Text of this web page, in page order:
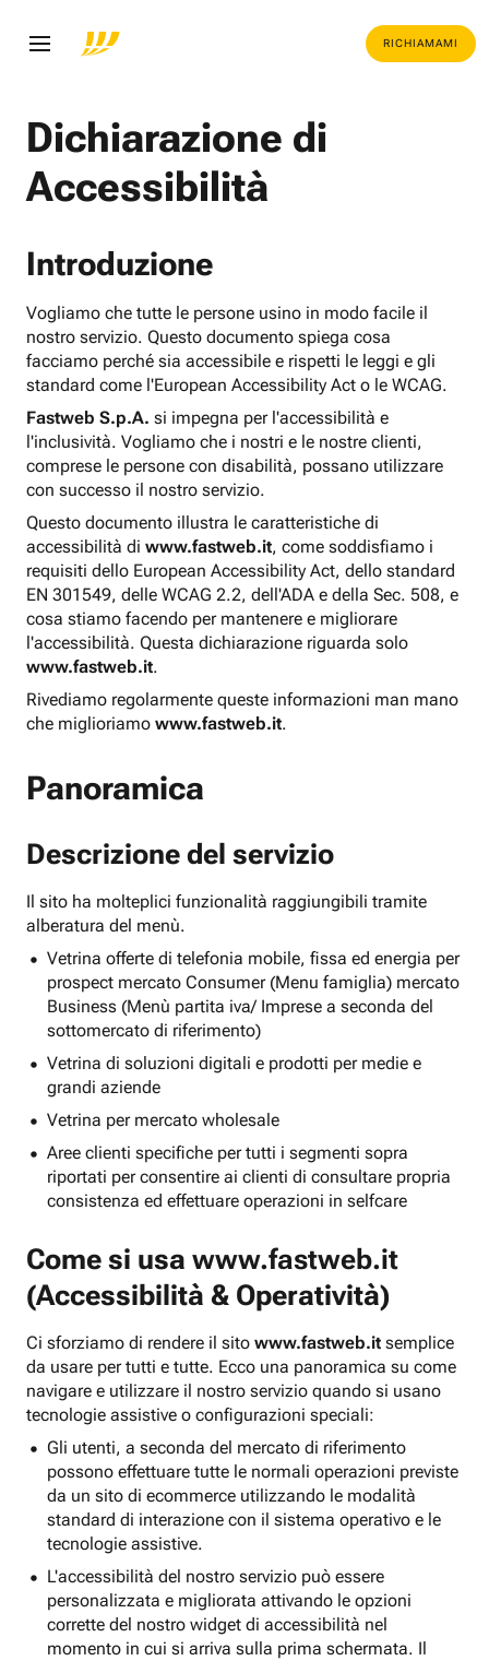
RICHIAMAMI
Dichiarazione di
Accessibilità
Introduzione
Vogliamo che tutte le persone usino in modo facile il
nostro servizio. Questo documento spiega cosa
facciamo perché sia accessibile e rispetti le leggi e gli
standard come l'European Accessibility Act o le WCAG.
Fastweb S.p.A. si impegna per l'accessibilità e
l'inclusività. Vogliamo che i nostri e le nostre clienti,
comprese le persone con disabilità, possano utilizzare
con successo il nostro servizio.
Questo documento illustra le caratteristiche di
accessibilità di www.fastweb.it, come soddisfiamo i
requisiti dello European Accessibility Act, dello standard
EN 301549, delle WCAG 2.2, dell'ADA e della Sec. 508, e
cosa stiamo facendo per mantenere e migliorare
l'accessibilità. Questa dichiarazione riguarda solo
www.fastweb.it.
Rivediamo regolarmente queste informazioni man mano
che miglioriamo www.fastweb.it.
Panoramica
Descrizione del servizio
Il sito ha molteplici funzionalità raggiungibili tramite
alberatura del menù.
Vetrina offerte di telefonia mobile, fissa ed energia per
prospect mercato Consumer (Menu famiglia) mercato
Business (Menù partita iva/ Imprese a seconda del
sottomercato di riferimento)
Vetrina di soluzioni digitali e prodotti per medie e
grandi aziende
Vetrina per mercato wholesale
Aree clienti specifiche per tutti i segmenti sopra
riportati per consentire ai clienti di consultare propria
consistenza ed effettuare operazioni in selfcare
Come si usa www.fastweb.it
(Accessibilità & Operatività)
Ci sforziamo di rendere il sito www.fastweb.it semplice
da usare per tutti e tutte. Ecco una panoramica su come
navigare e utilizzare il nostro servizio quando si usano
tecnologie assistive o configurazioni speciali:
Gli utenti, a seconda del mercato di riferimento
possono effettuare tutte le normali operazioni previste
da un sito di ecommerce utilizzando le modalità
standard di interazione con il sistema operativo e le
tecnologie assistive.
L'accessibilità del nostro servizio può essere
personalizzata e migliorata attivando le opzioni
corrette del nostro widget di accessibilità nel
momento in cui si arriva sulla prima schermata. Il